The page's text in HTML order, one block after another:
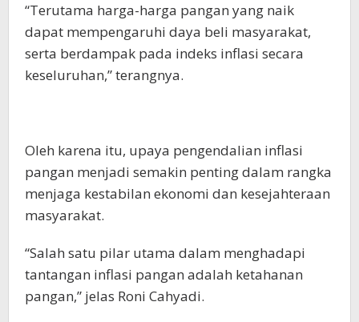
“Terutama harga-harga pangan yang naik
dapat mempengaruhi daya beli masyarakat,
serta berdampak pada indeks inflasi secara
keseluruhan,” terangnya.
Oleh karena itu, upaya pengendalian inflasi
pangan menjadi semakin penting dalam rangka
menjaga kestabilan ekonomi dan kesejahteraan
masyarakat.
“Salah satu pilar utama dalam menghadapi
tantangan inflasi pangan adalah ketahanan
pangan,” jelas Roni Cahyadi.